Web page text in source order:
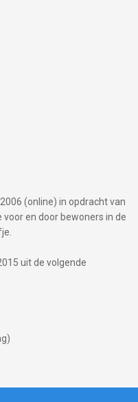
(online) in opdracht van
en door bewoners in de
uit de volgende